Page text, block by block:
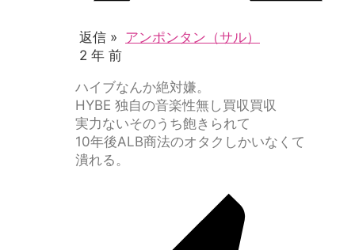
返信 » アンポンタン（サル）
2 年 前
ハイブなんか絶対嫌。
HYBE 独自の音楽性無し買収買収
実力ないそのうち飽きられて
10年後ALB商法のオタクしかいなくて
潰れる。